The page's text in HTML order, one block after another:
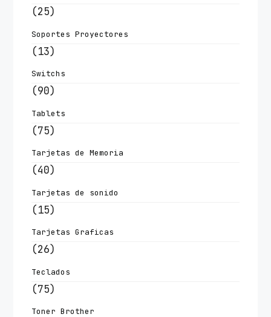
(25)
Soportes Proyectores
(13)
Switchs
(90)
Tablets
(75)
Tarjetas de Memoria
(40)
Tarjetas de sonido
(15)
Tarjetas Graficas
(26)
Teclados
(75)
Toner Brother